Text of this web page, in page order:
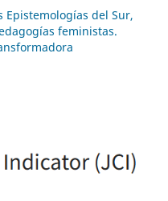
Epistemologías del Sur,
feministas.